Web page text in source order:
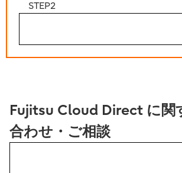
STEP2
Fujitsu Cloud Direct に関
合わせ・ご相談